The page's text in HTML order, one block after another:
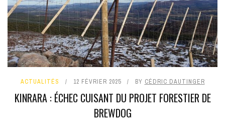
ACTUALITÉS 12 FÉVRIER 2025 BY CÉDRIC DAUTINGER
KINRARA : ÉCHEC CUISANT DU PROJET FORESTIER DE
BREWDOG